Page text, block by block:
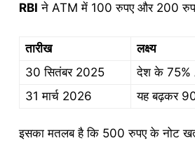
RBI ने ATM में 100 रुपए और 200 रुपए
तारीख
लक्ष्य
30 सितंबर 2025
देश के 75%
31 मार्च 2026
यह बढ़कर
इसका मतलब है कि 500 रुपए के नोट खत्म